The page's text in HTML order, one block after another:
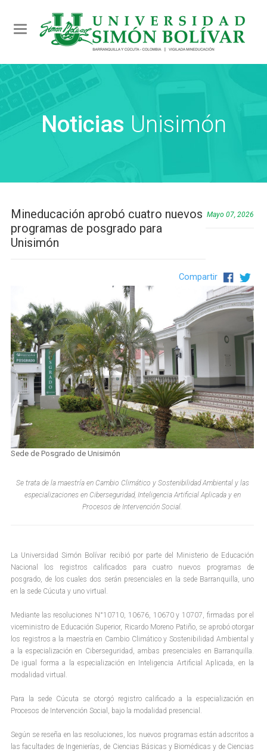
Toggle navigation
Noticias Unisimón
Mineducación aprobó cuatro nuevos
programas de posgrado para
Unisimón
Mayo 07, 2026
Compartir
Sede de Posgrado de Unisimón
Se trata de la maestría en Cambio Climático y Sostenibilidad Ambiental y las
especializaciones en Ciberseguridad, Inteligencia Artificial Aplicada y en
Procesos de Intervención Social.
La Universidad Simón Bolívar recibió por parte del Ministerio de Educación
Nacional los registros calificados para cuatro nuevos programas de
posgrado, de los cuales dos serán presenciales en la sede Barranquilla, uno
en la sede Cúcuta y uno virtual.
Mediante las resoluciones N°10710, 10676, 10670 y 10707, firmadas por el
viceministro de Educación Superior, Ricardo Moreno Patiño, se aprobó otorgar
los registros a la maestría en Cambio Climático y Sostenibilidad Ambiental y
a la especialización en Ciberseguridad, ambas presenciales en Barranquilla.
De igual forma a la especialización en Inteligencia Artificial Aplicada, en la
modalidad virtual.
Para la sede Cúcuta se otorgó registro calificado a la especialización en
Procesos de Intervención Social, bajo la modalidad presencial.
Según se reseña en las resoluciones, los nuevos programas están adscritos a
las facultades de Ingenierías, de Ciencias Básicas y Biomédicas y de Ciencias